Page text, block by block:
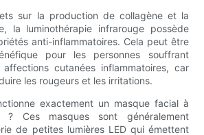
sur la production de collagène et la
la luminothérapie infrarouge possède
anti-inflammatoires. Cela peut être
pour les personnes souffrant
affections cutanées inflammatoires, car
les rougeurs et les irritations.
exactement un masque facial à
? Ces masques sont généralement
de petites lumières LED qui émettent